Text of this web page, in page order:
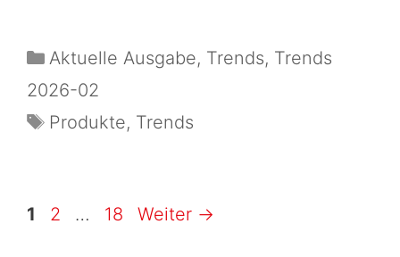
Aktuelle Ausgabe, Trends, Trends
2026-02
Produkte, Trends
1 2 … 18 Weiter →